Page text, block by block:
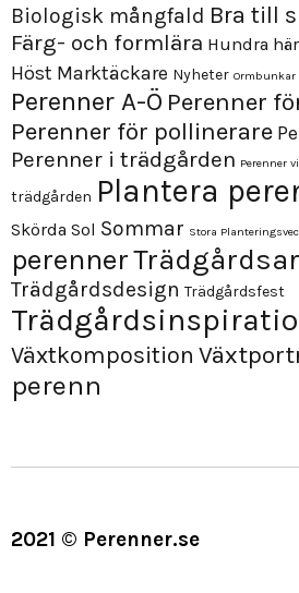
Biologisk mångfald Bra till
Färg- och formlära Hundra
Höst Marktäckare Nyheter Ormbunkar
Perenner A-Ö Perenner
Perenner för pollinerare
Perenner i trädgården Perenner
trädgården Plantera
Skörda Sol Sommar Stora
perenner
Trädgårdsdesign Trädgårdsfest
Växtkomposition
perenn
2021 © Perenner.se